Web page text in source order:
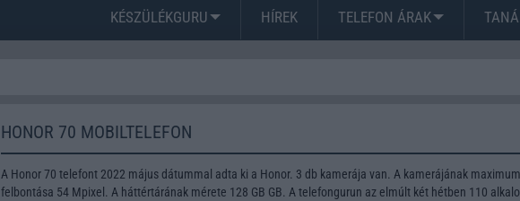
KÉSZÜLÉKGURU HÍREK TELEFON ÁRAK
HONOR 70 MOBILTELEFON
A Honor 70 telefont 2022 május dátummal adta ki a Honor. 3 db kamerája van. A kamerájának maximum
felbontása 54 Mpixel. A háttértárának mérete 128 GB GB. A telefongurun az elmúlt két hétben 110